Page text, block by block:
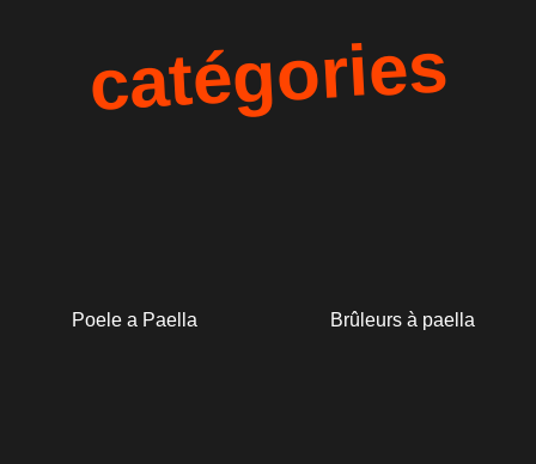
catégories
Poele a Paella Brûleurs à paella